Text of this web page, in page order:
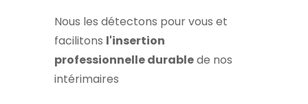
Nous les détectons pour vous et
facilitons l'insertion
professionnelle durablede nos
intérimaires